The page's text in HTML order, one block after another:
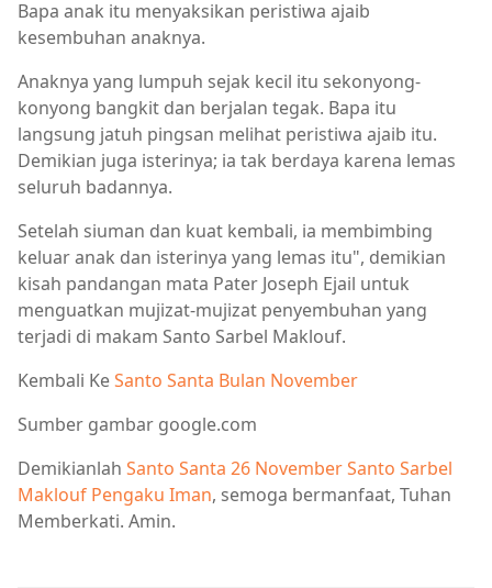
Bapa anak itu menyaksikan peristiwa ajaib
kesembuhan anaknya.
Anaknya yang lumpuh sejak kecil itu sekonyong-
konyong bangkit dan berjalan tegak. Bapa itu
langsung jatuh pingsan melihat peristiwa ajaib itu.
Demikian juga isterinya; ia tak berdaya karena lemas
seluruh badannya.
Setelah siuman dan kuat kembali, ia membimbing
keluar anak dan isterinya yang lemas itu", demikian
kisah pandangan mata Pater Joseph Ejail untuk
menguatkan mujizat-mujizat penyembuhan yang
terjadi di makam Santo Sarbel Maklouf.
Kembali KeSanto Santa Bulan November
Sumber gambar google.com
Demikianlah Santo Santa 26 November Santo Sarbel
Maklouf Pengaku Iman, semoga bermanfaat, Tuhan
Memberkati. Amin.